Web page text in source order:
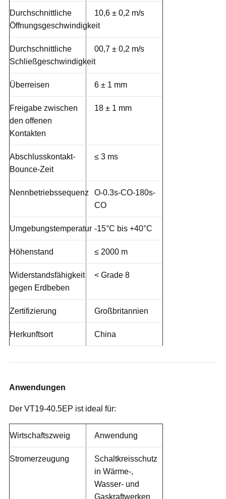
Durchschnittliche
Öffnungsgeschwindigkeit
10,6 ± 0,2 m/s
Durchschnittliche
Schließgeschwindigkeit
00,7 ± 0,2 m/s
Überreisen 6 ± 1 mm
Freigabe zwischen
den offenen
Kontakten
18 ± 1 mm
Abschlusskontakt-
Bounce-Zeit
≤ 3 ms
Nennbetriebssequenz
O-0.3s-CO-180s-
CO
Umgebungstemperatur -15°C bis +40°C
Höhenstand ≤ 2000 m
Widerstandsfähigkeit
gegen Erdbeben
< Grade 8
Zertifizierung Großbritannien
Herkunftsort China
Anwendungen
Der VT19-40.5EP ist ideal für:
Wirtschaftszweig Anwendung
Stromerzeugung
Schaltkreisschutz
in Wärme-,
Wasser- und
Gaskraftwerken